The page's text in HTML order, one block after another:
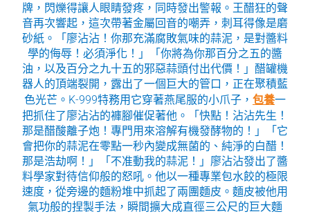
牌，閃爍得讓人眼睛發疼，同時發出警報。王醋狂的聲
音再次響起，這次帶著金屬回音的嘲弄，刺耳得像是磨
砂紙。「廖沾沾！你那充滿腐敗氣味的蒜泥，是對醬料
學的侮辱！必須淨化！」「你將為你那百分之五的醬
油，以及百分之九十五的邪惡蒜頭付出代價！」醋罐機
器人的頂端裂開，露出了一個巨大的管口，正在聚積藍
色光芒。K-999特務用它穿著燕尾服的小爪子， 包養一
把抓住了廖沾沾的褲腳催促著他。「快點！沾沾先生！
那是醋酸離子炮！專門用來溶解有機發酵物的！」「它
會把你的蒜泥在零點一秒內變成無菌的、純淨的白醋！
那是浩劫啊！」「不准動我的蒜泥！」廖沾沾發出了醬
料學家對待信仰般的怒吼。他以一種專業包水餃的極限
速度，從旁邊的麵粉堆中抓起了兩團麵皮。麵皮被他用
氣功般的捏製手法，瞬間擴大成直徑三公尺的巨大麵